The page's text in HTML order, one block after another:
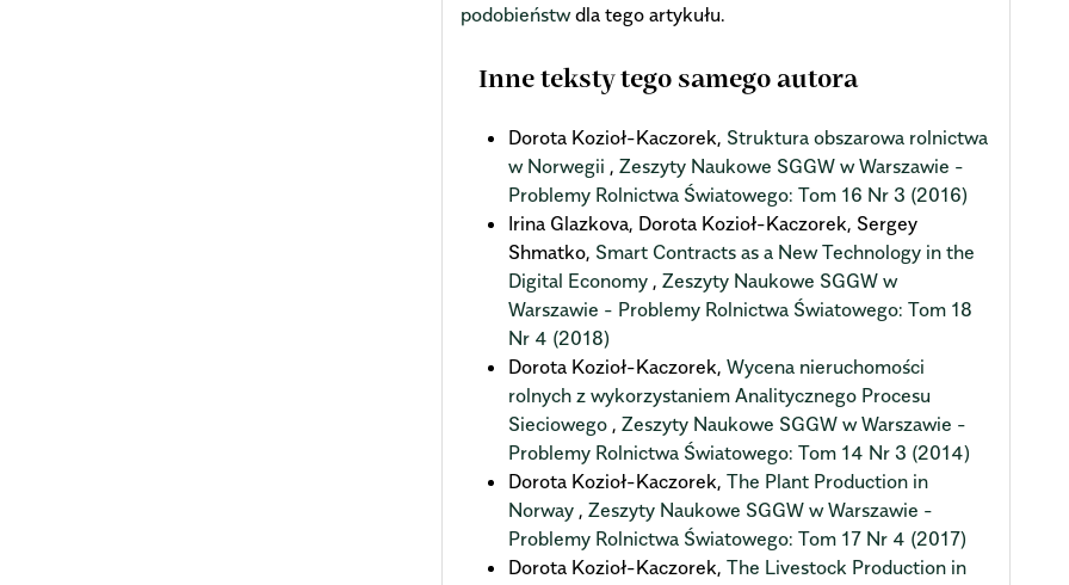
podobieństwdla tego artykułu.
Inne teksty tego samego autora
Dorota Kozioł-Kaczorek, Struktura obszarowa rolnictwa
w Norwegii,Zeszyty Naukowe SGGW w Warszawie -
Problemy Rolnictwa Światowego: Tom 16 Nr 3 (2016)
Irina Glazkova, Dorota Kozioł-Kaczorek, Sergey
Shmatko, Smart Contracts as a New Technology in the
Digital Economy,Zeszyty Naukowe SGGW w
Warszawie - Problemy Rolnictwa Światowego: Tom 18
Nr 4 (2018)
Dorota Kozioł-Kaczorek,Wycena nieruchomości
rolnych z wykorzystaniem Analitycznego Procesu
Sieciowego,Zeszyty Naukowe SGGW w Warszawie -
Problemy Rolnictwa Światowego: Tom 14 Nr 3 (2014)
Dorota Kozioł-Kaczorek,The Plant Production in
Norway,Zeszyty Naukowe SGGW w Warszawie -
Problemy Rolnictwa Światowego: Tom 17 Nr 4 (2017)
Dorota Kozioł-Kaczorek,The Livestock Production in